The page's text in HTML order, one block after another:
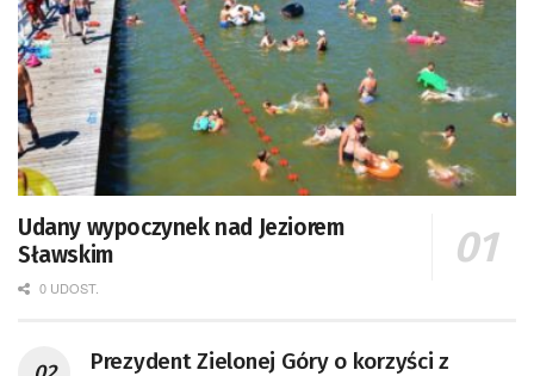
Udany wypoczynek nad Jeziorem
Sławskim
0 UDOST.
Prezydent Zielonej Góry o korzyści z